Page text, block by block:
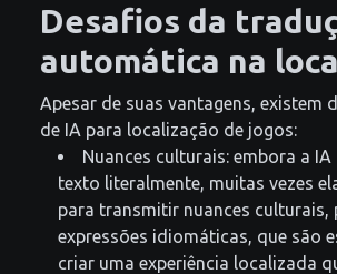
Desafios da
automática na
Apesar de suas vantagens, existem
de IA para localização de jogos:
Nuances culturais: embora a
texto literalmente, muitas vezes
para transmitir nuances culturais,
expressões idiomáticas, que são
criar uma experiência localizada